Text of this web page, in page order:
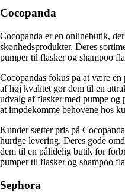
Cocopanda
Cocopanda er en onlinebutik,
skønhedsprodukter. Deres
pumper til flasker og shampoo
Cocopandas fokus på at være
af høj kvalitet gør dem til en
udvalg af flasker med pumpe
at imødekomme behovene hos
Kunder sætter pris på
hurtige levering. Deres gode
dem til en pålidelig butik for
pumper til flasker og shampoo
Sephora